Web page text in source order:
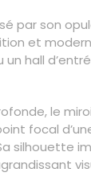
par son
et
hall
le
focal
silhouette